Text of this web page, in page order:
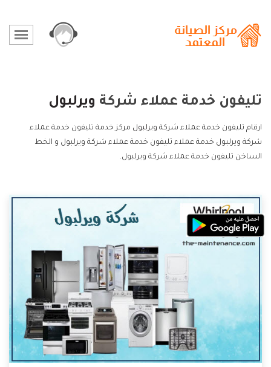
تليفون خدمة عملاء شركة ويرلبول
ارقام تليفون خدمة عملاء شركة ويرلبول مركز خدمة تليفون خدمة عملاء
شركة ويرلبول خدمة عملاء تليفون خدمة عملاء شركة ويرلبول و الخط
الساخن تليفون خدمة عملاء شركة ويرلبول.